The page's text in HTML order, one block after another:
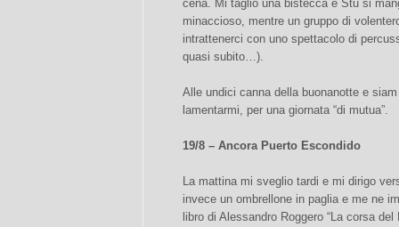
cena. Mi taglio una bistecca e Stu si
minaccioso, mentre un gruppo di
intrattenerci con uno spettacolo di
quasi subito…).
Alle undici canna della buonanotte e
lamentarmi, per una giornata “di mutua”.
19/8 – Ancora Puerto Escondido
La mattina mi sveglio tardi e mi dirigo
invece un ombrellone in paglia e me ne
libro di Alessandro Roggero “La corsa